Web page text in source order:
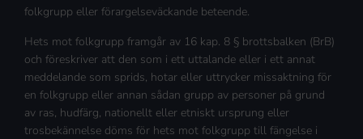
folkgrupp eller förargelseväckande beteende.
Hets mot folkgrupp framgår av 16 kap. 8 § brottsbalken (BrB)
och föreskriver att den som i ett uttalande eller i ett annat
meddelande som sprids, hotar eller uttrycker missaktning för
en folkgrupp eller annan sådan grupp av personer på grund
av ras, hudfärg, nationellt eller etniskt ursprung eller
trosbekännelse döms för hets mot folkgrupp till fängelse i